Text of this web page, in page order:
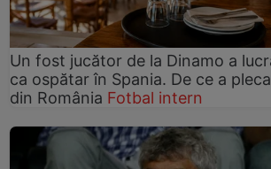
Un fost jucător de la Dinamo a
ca ospătar în Spania. De ce a
din România Fotbal intern